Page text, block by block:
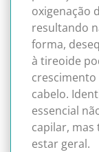
oxigenação
resultando
forma,
à tireoide
crescimento
cabelo.
essencial
capilar,
estar geral.